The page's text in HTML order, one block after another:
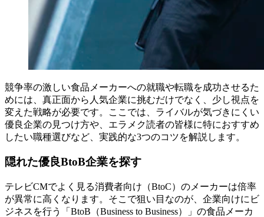
競争率の激しい食品メーカーへの就職や転職を成功させるた
めには、真正面から人気企業に挑むだけでなく、少し視点を
変えた戦略が必要です。ここでは、ライバルが気づきにくい
優良企業の見つけ方や、エラメク読者の皆様に特におすすめ
したい職種選びなど、実践的な3つのコツを解説します。
隠れた優良BtoB企業を探す
テレビCMでよく見る消費者向け（BtoC）のメーカーは倍率
が異常に高くなります。そこで狙い目なのが、企業向けにビ
ジネスを行う「BtoB（Business to Business）」の食品メーカ